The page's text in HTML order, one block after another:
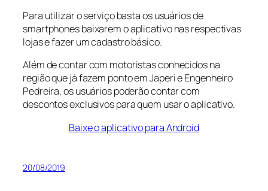
Para utilizar o serviço basta os usuários de
smartphones baixarem o aplicativo nas respectivas
lojas e fazer um cadastro básico.
Além de contar com motoristas conhecidos na
região que já fazem ponto em Japeri e Engenheiro
Pedreira, os usuários poderão contar com
descontos exclusivos para quem usar o aplicativo.
Baixe o aplicativo para Android
20/08/2019